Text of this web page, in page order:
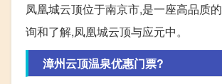
凤凰城云顶位于南京市,是一座高品质
询和了解,凤凰城云顶与应元中。
漳州云顶温泉优惠门票?